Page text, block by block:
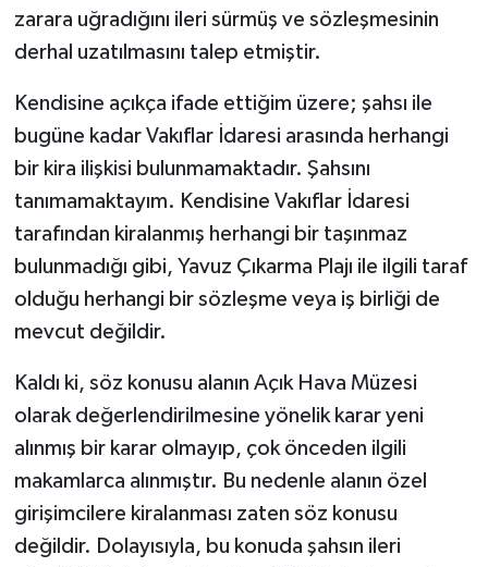
zarara uğradığını ileri sürmüş ve sözleşmesinin
derhal uzatılmasını talep etmiştir.
Kendisine açıkça ifade ettiğim üzere; şahsı ile
bugüne kadar Vakıflar İdaresi arasında herhangi
bir kira ilişkisi bulunmamaktadır. Şahsını
tanımamaktayım. Kendisine Vakıflar İdaresi
tarafından kiralanmış herhangi bir taşınmaz
bulunmadığı gibi, Yavuz Çıkarma Plajı ile ilgili taraf
olduğu herhangi bir sözleşme veya iş birliği de
mevcut değildir.
Kaldı ki, söz konusu alanın Açık Hava Müzesi
olarak değerlendirilmesine yönelik karar yeni
alınmış bir karar olmayıp, çok önceden ilgili
makamlarca alınmıştır. Bu nedenle alanın özel
girişimcilere kiralanması zaten söz konusu
değildir. Dolayısıyla, bu konuda şahsın ileri